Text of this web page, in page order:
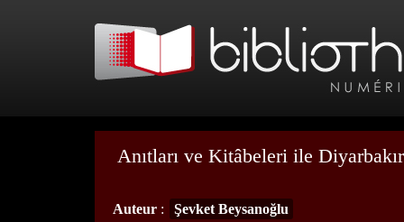
Anıtları ve Kitâbeleri ile
Auteur : Şevket Beysanoğlu